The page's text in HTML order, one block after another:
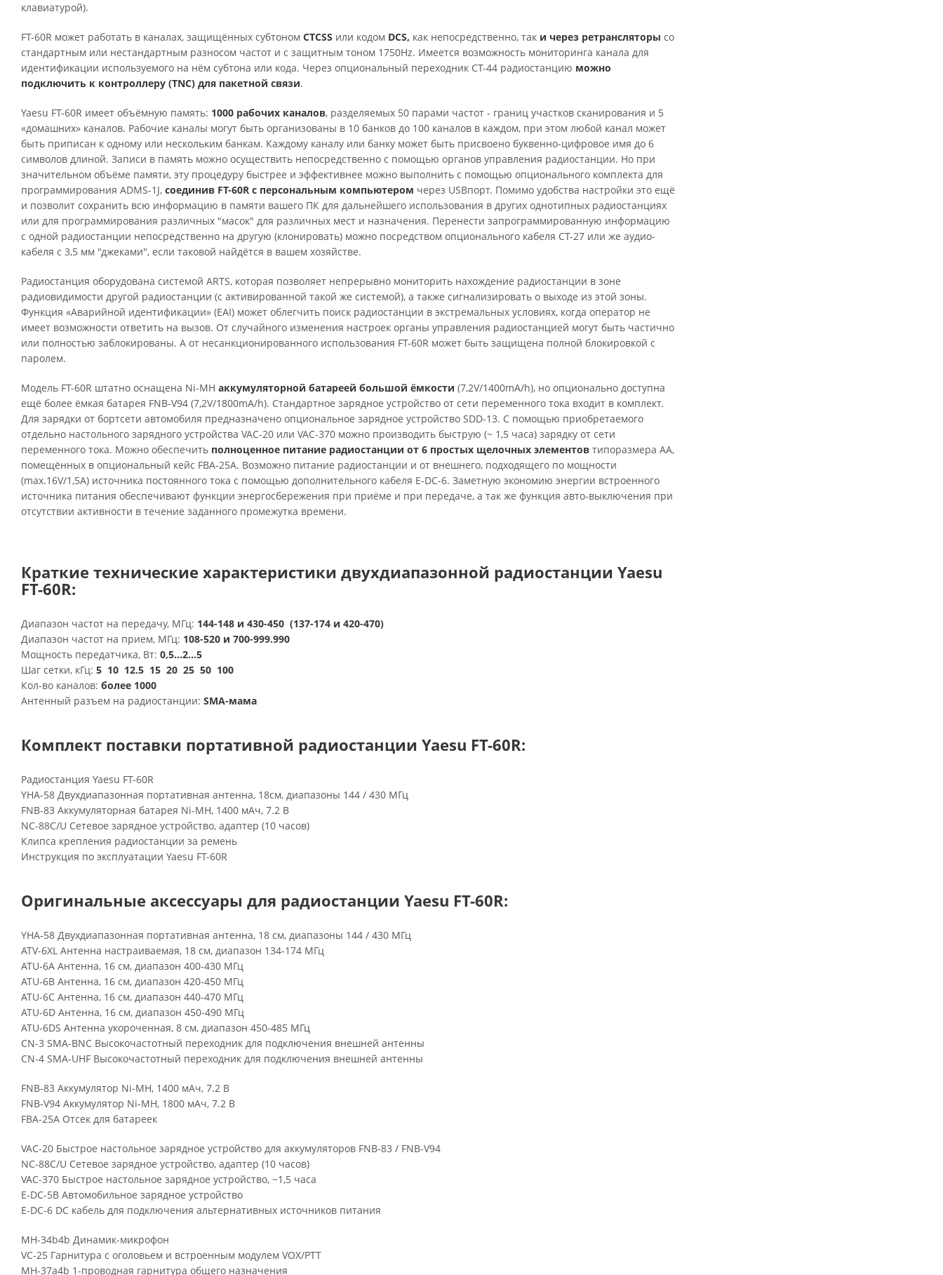
клавиатурой).
FT-60R может работать в каналах, защищённых субтоном CTCSS или кодом DCS, как непосредственно, так и через ретрансляторы со
стандартным или нестандартным разносом частот и с защитным тоном 1750Hz. Имеется возможность мониторинга канала для
идентификации используемого на нём субтона или кода. Через опциональный переходник CT-44 радиостанцию можно
подключить к контроллеру (TNC) для пакетной связи.
Yaesu FT-60R имеет объёмную память: 1000 рабочих каналов, разделяемых 50 парами частот - границ участков сканирования и 5
«домашних» каналов. Рабочие каналы могут быть организованы в 10 банков до 100 каналов в каждом, при этом любой канал может
быть приписан к одному или нескольким банкам. Каждому каналу или банку может быть присвоено буквенно-цифровое имя до 6
символов длиной. Записи в память можно осуществить непосредственно с помощью органов управления радиостанции. Но при
значительном объёме памяти, эту процедуру быстрее и эффективнее можно выполнить с помощью опционального комплекта для
программирования ADMS-1J, соединив FT-60R с персональным компьютером через USBпорт. Помимо удобства настройки это ещё
и позволит сохранить всю информацию в памяти вашего ПК для дальнейшего использования в других однотипных радиостанциях
или для программирования различных "масок" для различных мест и назначения. Перенести запрограммированную информацию
с одной радиостанции непосредственно на другую (клонировать) можно посредством опционального кабеля CT-27 или же аудио-
кабеля с 3,5 мм "джеками", если таковой найдётся в вашем хозяйстве.
Радиостанция оборудована системой ARTS, которая позволяет непрерывно мониторить нахождение радиостанции в зоне
радиовидимости другой радиостанции (с активированной такой же системой), а также сигнализировать о выходе из этой зоны.
Функция «Аварийной идентификации» (EAI) может облегчить поиск радиостанции в экстремальных условиях, когда оператор не
имеет возможности ответить на вызов. От случайного изменения настроек органы управления радиостанцией могут быть частично
или полностью заблокированы. А от несанкционированного использования FT-60R может быть защищена полной блокировкой с
паролем.
Модель FT-60R штатно оснащена Ni-MH аккумуляторной батареей большой ёмкости (7,2V/1400mA/h), но опционально доступна
ещё более ёмкая батарея FNB-V94 (7,2V/1800mA/h). Стандартное зарядное устройство от сети переменного тока входит в комплект.
Для зарядки от бортсети автомобиля предназначено опциональное зарядное устройство SDD-13. С помощью приобретаемого
отдельно настольного зарядного устройства VAC-20 или VAC-370 можно производить быструю (~ 1,5 часа) зарядку от сети
переменного тока. Можно обеспечить полноценное питание радиостанции от 6 простых щелочных элементов типоразмера АА,
помещённых в опциональный кейс FBA-25A. Возможно питание радиостанции и от внешнего, подходящего по мощности
(max.16V/1,5A) источника постоянного тока с помощью дополнительного кабеля E-DC-6. Заметную экономию энергии встроенного
источника питания обеспечивают функции энергосбережения при приёме и при передаче, а так же функция авто-выключения при
отсутствии активности в течение заданного промежутка времени.
Краткие технические характеристики двухдиапазонной радиостанции Yaesu
FT-60R:
Диапазон частот на передачу, МГц: 144-148 и 430-450 (137-174 и 420-470)
Диапазон частот на прием, МГц: 108-520 и 700-999.990
Мощность передатчика, Вт: 0,5...2...5
Шаг сетки, кГц: 5 10 12.5 15 20 25 50 100
Кол-во каналов: более 1000
Антенный разъем на радиостанции: SMA-мама
Комплект поставки портативной радиостанции Yaesu FT-60R:
Радиостанция Yaesu FT-60R
YHA-58 Двухдиапазонная портативная антенна, 18см, диапазоны 144 / 430 МГц
FNB-83 Аккумуляторная батарея Ni-MH, 1400 мАч, 7.2 В
NC-88C/U Сетевое зарядное устройство, адаптер (10 часов)
Клипса крепления радиостанции за ремень
Инструкция по эксплуатации Yaesu FT-60R
Оригинальные аксессуары для радиостанции Yaesu FT-60R:
YHA-58 Двухдиапазонная портативная антенна, 18 см, диапазоны 144 / 430 МГц
ATV-6XL Антенна настраиваемая, 18 см, диапазон 134-174 МГц
ATU-6A Антенна, 16 см, диапазон 400-430 МГц
ATU-6B Антенна, 16 см, диапазон 420-450 МГц
ATU-6C Антенна, 16 см, диапазон 440-470 МГц
ATU-6D Антенна, 16 см, диапазон 450-490 МГц
ATU-6DS Антенна укороченная, 8 см, диапазон 450-485 МГц
CN-3 SMA-BNC Высокочастотный переходник для подключения внешней антенны
CN-4 SMA-UHF Высокочастотный переходник для подключения внешней антенны
FNB-83 Аккумулятор Ni-MH, 1400 мАч, 7.2 В
FNB-V94 Аккумулятор Ni-MH, 1800 мАч, 7.2 В
FBA-25A Отсек для батареек
VAC-20 Быстрое настольное зарядное устройство для аккумуляторов FNB-83 / FNB-V94
NC-88C/U Сетевое зарядное устройство, адаптер (10 часов)
VAC-370 Быстрое настольное зарядное устройство, ~1,5 часа
E-DC-5B Автомобильное зарядное устройство
E-DC-6 DC кабель для подключения альтернативных источников питания
MH-34b4b Динамик-микрофон
VC-25 Гарнитура с оголовьем и встроенным модулем VOX/PTT
MH-37a4b 1-проводная гарнитура общего назначения